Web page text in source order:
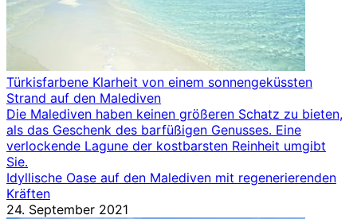
Türkisfarbene Klarheit von einem sonnengeküssten
Strand auf den Malediven
Die Malediven haben keinen größeren Schatz zu bieten,
als das Geschenk des barfüßigen Genusses. Eine
verlockende Lagune der kostbarsten Reinheit umgibt
Sie.
Idyllische Oase auf den Malediven mit regenerierenden
Kräften
24. September 2021